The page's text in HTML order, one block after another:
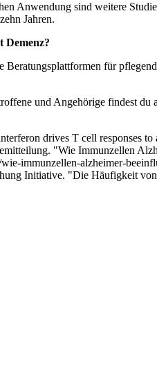
Anwendung sind weitere
Jahren.
Demenz?
Beratungsplattformen für
und Angehörige findest du
drives T cell responses
"Wie Immunzellen
immunzellen-alzheimer-
Initiative. "Die Häufigkeit